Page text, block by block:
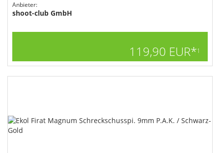
Anbieter:
shoot-club GmbH
119,90 EUR*1